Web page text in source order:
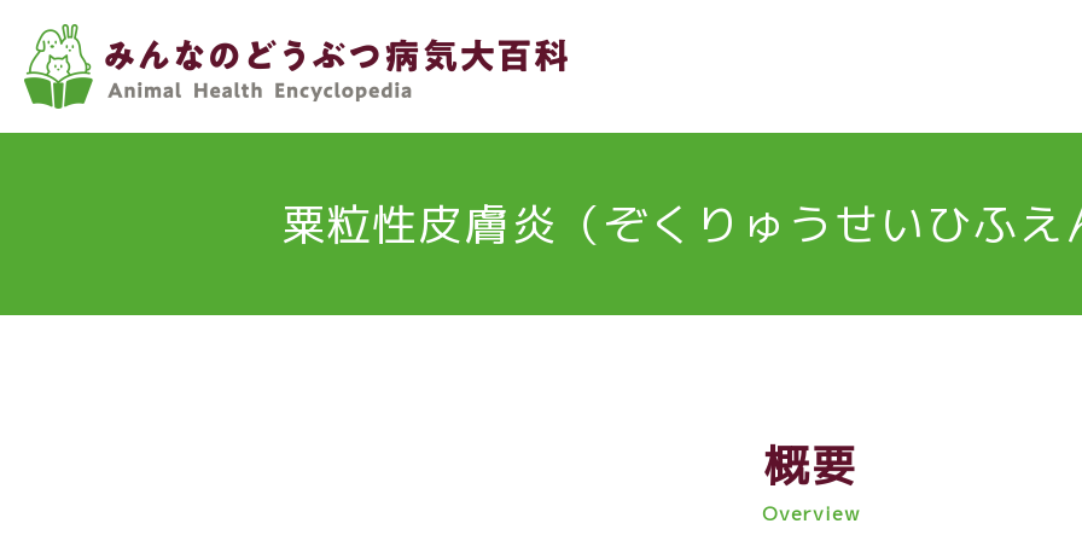
コ
粟粒性皮膚炎（ぞくりゅうせいひふ
概要
Overview